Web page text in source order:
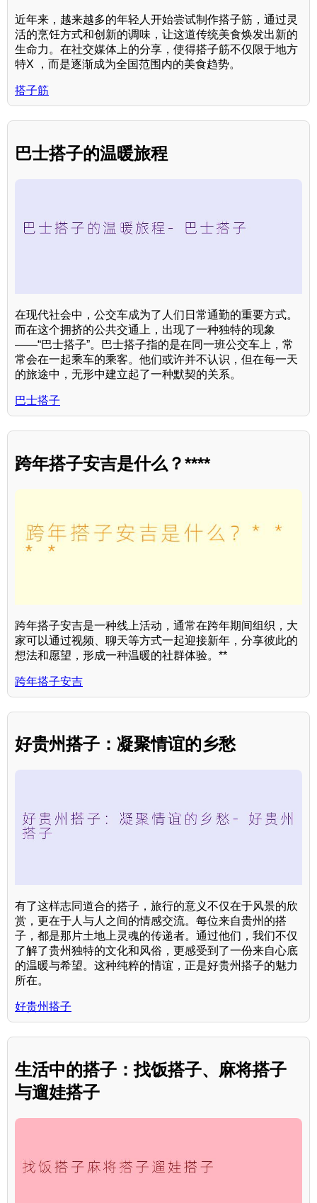
近年来，越来越多的年轻人开始尝试制作搭子筋，通过灵
活的烹饪方式和创新的调味，让这道传统美食焕发出新的
生命力。在社交媒体上的分享，使得搭子筋不仅限于地方
特X ，而是逐渐成为全国范围内的美食趋势。
搭子筋
巴士搭子的温暖旅程
在现代社会中，公交车成为了人们日常通勤的重要方式。
而在这个拥挤的公共交通上，出现了一种独特的现象
——“巴士搭子”。巴士搭子指的是在同一班公交车上，常
常会在一起乘车的乘客。他们或许并不认识，但在每一天
的旅途中，无形中建立起了一种默契的关系。
巴士搭子
跨年搭子安吉是什么？****
跨年搭子安吉是一种线上活动，通常在跨年期间组织，大
家可以通过视频、聊天等方式一起迎接新年，分享彼此的
想法和愿望，形成一种温暖的社群体验。**
跨年搭子安吉
好贵州搭子：凝聚情谊的乡愁
有了这样志同道合的搭子，旅行的意义不仅在于风景的欣
赏，更在于人与人之间的情感交流。每位来自贵州的搭
子，都是那片土地上灵魂的传递者。通过他们，我们不仅
了解了贵州独特的文化和风俗，更感受到了一份来自心底
的温暖与希望。这种纯粹的情谊，正是好贵州搭子的魅力
所在。
好贵州搭子
生活中的搭子：找饭搭子、麻将搭子
与遛娃搭子